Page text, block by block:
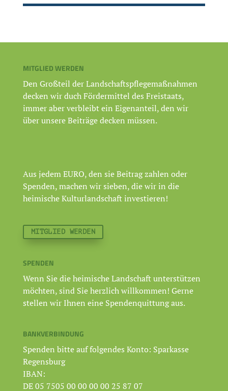
MITGLIED WERDEN
Den Großteil der Landschaftspflegemaßnahmen
decken wir duch Fördermittel des Freistaats,
immer aber verbleibt ein Eigenanteil, den wir
über unsere Beiträge decken müssen.
Aus jedem EURO, den sie Beitrag zahlen oder
Spenden, machen wir sieben, die wir in die
heimische Kulturlandschaft investieren!
MITGLIED WERDEN
SPENDEN
Wenn Sie die heimische Landschaft unterstützen
möchten, sind Sie herzlich willkommen! Gerne
stellen wir Ihnen eine Spendenquittung aus.
BANKVERBINDUNG
Spenden bitte auf folgendes Konto: Sparkasse
Regensburg
IBAN:
DE 05 7505 00 00 00 00 25 87 07